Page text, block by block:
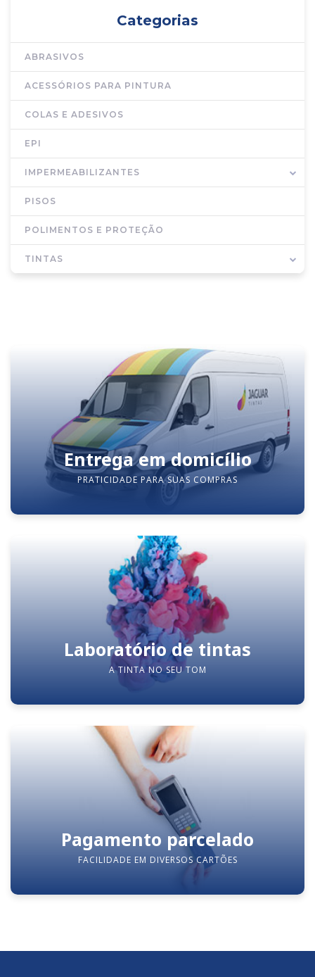
Categorias
ABRASIVOS
ACESSÓRIOS PARA PINTURA
COLAS E ADESIVOS
EPI
IMPERMEABILIZANTES
PISOS
POLIMENTOS E PROTEÇÃO
TINTAS
Entrega em domicílio
PRATICIDADE PARA SUAS COMPRAS
Laboratório de tintas
A TINTA NO SEU TOM
Pagamento parcelado
FACILIDADE EM DIVERSOS CARTÕES